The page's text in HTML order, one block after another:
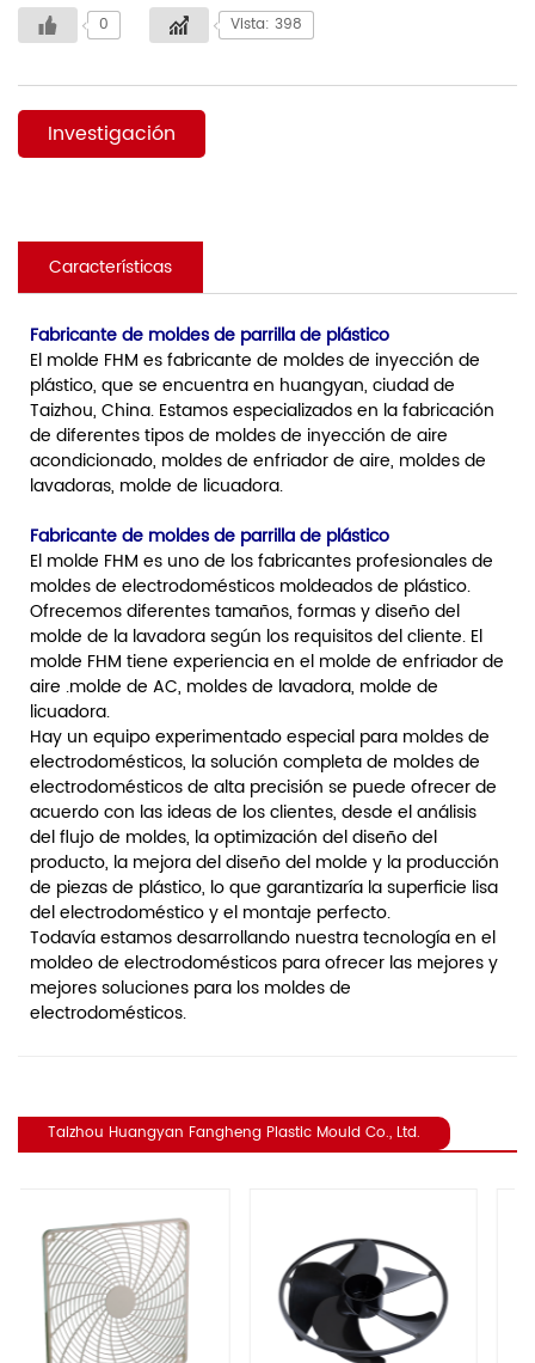
0 Vista: 398
Investigación
Características
Fabricante de moldes de parrilla de plástico
El molde FHM es fabricante de moldes de inyección de
plástico, que se encuentra en huangyan, ciudad de
Taizhou, China. Estamos especializados en la fabricación
de diferentes tipos de moldes de inyección de aire
acondicionado, moldes de enfriador de aire, moldes de
lavadoras, molde de licuadora.
Fabricante de moldes de parrilla de plástico
El molde FHM es uno de los fabricantes profesionales de
moldes de electrodomésticos moldeados de plástico.
Ofrecemos diferentes tamaños, formas y diseño del
molde de la lavadora según los requisitos del cliente. El
molde FHM tiene experiencia en el molde de enfriador de
aire .molde de AC, moldes de lavadora, molde de
licuadora.
Hay un equipo experimentado especial para moldes de
electrodomésticos, la solución completa de moldes de
electrodomésticos de alta precisión se puede ofrecer de
acuerdo con las ideas de los clientes, desde el análisis
del flujo de moldes, la optimización del diseño del
producto, la mejora del diseño del molde y la producción
de piezas de plástico, lo que garantizaría la superficie lisa
del electrodoméstico y el montaje perfecto.
Todavía estamos desarrollando nuestra tecnología en el
moldeo de electrodomésticos para ofrecer las mejores y
mejores soluciones para los moldes de
electrodomésticos.
Taizhou Huangyan Fangheng Plastic Mould Co., Ltd.